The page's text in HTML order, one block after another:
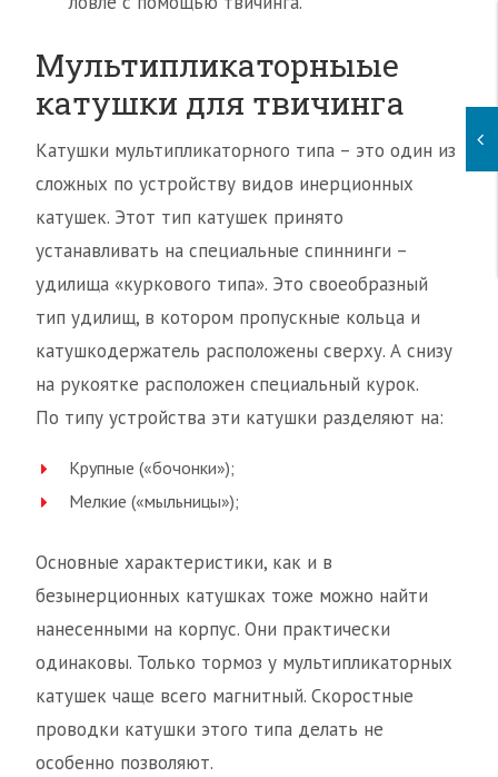
Мультипликаторныые
катушки для твичинга
Катушки мультипликаторного типа – это один из
сложных по устройству видов инерционных
катушек. Этот тип катушек принято
устанавливать на специальные спиннинги –
удилища «куркового типа». Это своеобразный
тип удилищ, в котором пропускные кольца и
катушкодержатель расположены сверху. А снизу
на рукоятке расположен специальный курок.
По типу устройства эти катушки разделяют на:
Крупные («бочонки»);
Мелкие («мыльницы»);
Основные характеристики, как и в
безынерционных катушках тоже можно найти
нанесенными на корпус. Они практически
одинаковы. Только тормоз у мультипликаторных
катушек чаще всего магнитный. Скоростные
проводки катушки этого типа делать не
особенно позволяют.